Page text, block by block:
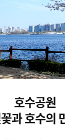
호수공원
과 호수의